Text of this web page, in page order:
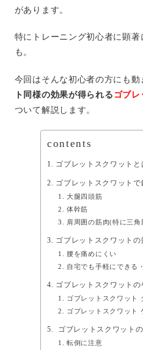
があります。
特にトレーニング初心者に顕
も。
今回はそんな初心者の方にも動
ト同様の効果が得られる ゴブレ
ついて解説します。
contents
ゴブレットスクワットと
ゴブレットスクワット
大腿四頭筋
体幹筋
肩周囲の筋肉(特に三角
ゴブレットスクワットの
腰を痛めにくい
自宅でも手軽にできる
ゴブレットスクワットの
ゴブレットスクワット
ゴブレットスクワット
ゴブレットスクワット
転倒に注意